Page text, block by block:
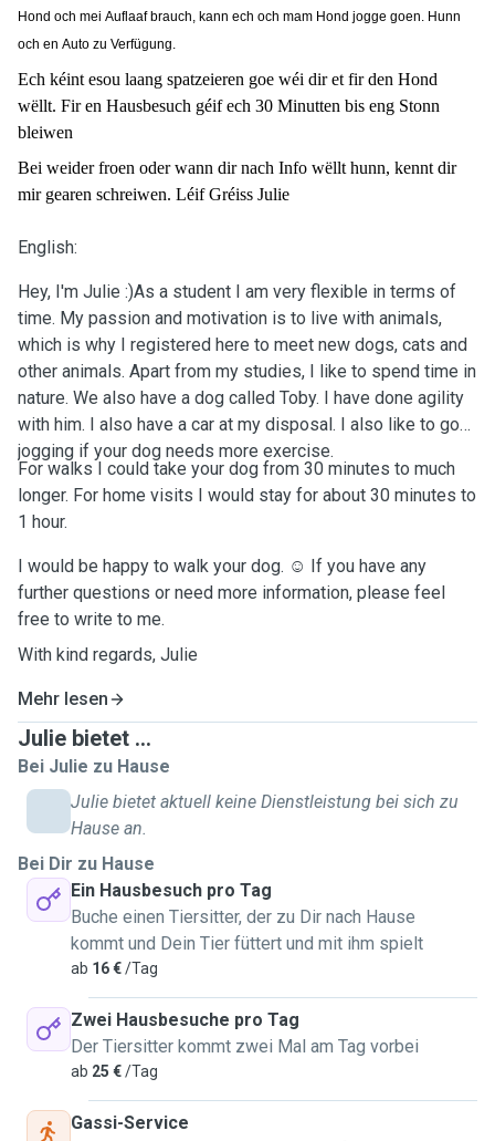
Hond och mei Auflaaf brauch, kann ech och mam Hond jogge goen. Hunn
och en Auto zu Verfügung.
Ech kéint esou laang spatzeieren goe wéi dir et fir den Hond
wëllt. Fir en Hausbesuch géif ech 30 Minutten bis eng Stonn
bleiwen
Bei weider froen oder wann dir nach Info wëllt hunn, kennt dir
mir gearen schreiwen. Léif Gréiss Julie
English:
Hey, I'm Julie :)As a student I am very flexible in terms of
time. My passion and motivation is to live with animals,
which is why I registered here to meet new dogs, cats and
other animals. Apart from my studies, I like to spend time in
nature. We also have a dog called Toby. I have done agility
with him. I also have a car at my disposal. I also like to go
jogging if your dog needs more exercise.
For walks I could take your dog from 30 minutes to much
longer. For home visits I would stay for about 30 minutes to
1 hour.
I would be happy to walk your dog. ☺️ If you have any
further questions or need more information, please feel
free to write to me.
With kind regards, Julie
Mehr lesen
Julie bietet ...
Bei Julie zu Hause
Julie bietet aktuell keine Dienstleistung bei sich zu
Hause an.
Bei Dir zu Hause
Ein Hausbesuch pro Tag
Buche einen Tiersitter, der zu Dir nach Hause
kommt und Dein Tier füttert und mit ihm spielt
ab 16 €/Tag
Zwei Hausbesuche pro Tag
Der Tiersitter kommt zwei Mal am Tag vorbei
ab 25 €/Tag
Gassi-Service